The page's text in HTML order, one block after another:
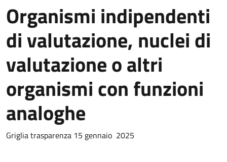
Organismi indipendenti
di valutazione, nuclei di
valutazione o altri
organismi con funzioni
analoghe
Griglia trasparenza 15 gennaio 2025